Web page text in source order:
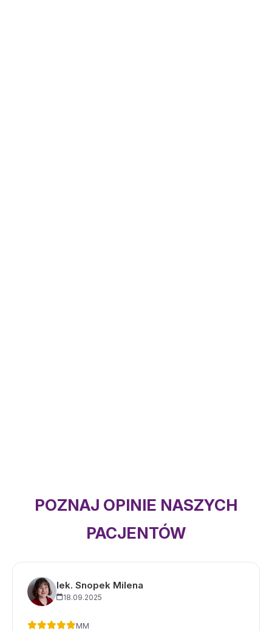
POZNAJ OPINIE NASZYCH
PACJENTÓW
lek. Snopek Milena
18.09.2025
MM